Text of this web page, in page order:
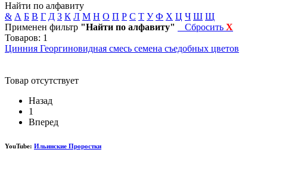
Найти по алфавиту
& А Б В Г Д З К Л М Н О П Р С Т У Ф Х Ц Ч Ш Щ
Применен фильтр "Найти по алфавиту" Сбросить X
Товаров: 1
Цинния Георгиновидная смесь семена съедобных цветов
Товар отсутствует
Назад
1
Вперед
YouTube: Ильинские Проростки